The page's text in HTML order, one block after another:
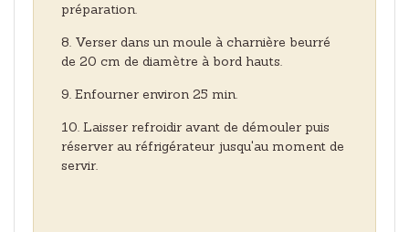
préparation.
Verser dans un moule à charnière beurré
de 20 cm de diamètre à bord hauts.
Enfourner environ 25 min.
Laisser refroidir avant de démouler puis
réserver au réfrigérateur jusqu'au moment de
servir.